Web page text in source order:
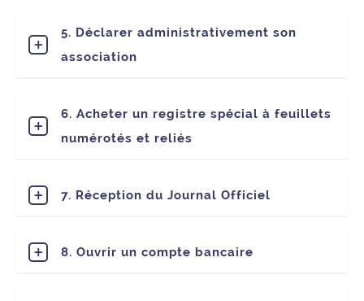
5. Déclarer administrativement son
association
6. Acheter un registre spécial à feuillets
numérotés et reliés
7. Réception du Journal Officiel
8. Ouvrir un compte bancaire